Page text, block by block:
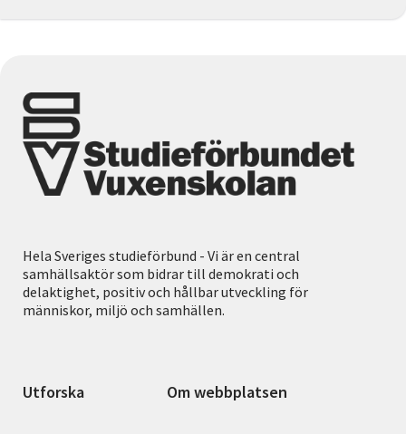
Hela Sveriges studieförbund - Vi är en central
samhällsaktör som bidrar till demokrati och
delaktighet, positiv och hållbar utveckling för
människor, miljö och samhällen.
Utforska Om webbplatsen